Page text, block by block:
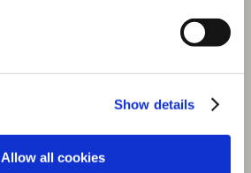
Show details
Allow all cookies